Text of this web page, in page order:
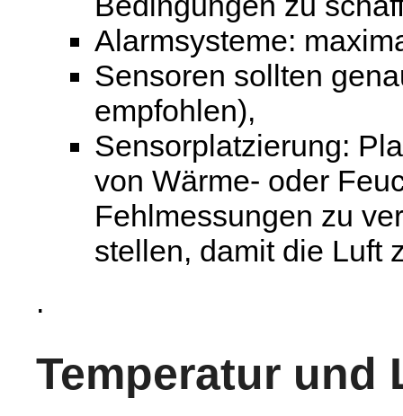
Alarmsysteme:
Sensoren sollten
empfohlen),
Sensorplatzierung:
von Wärme- oder
Fehlmessungen zu
stellen, damit die Luft
.
Temperatur und